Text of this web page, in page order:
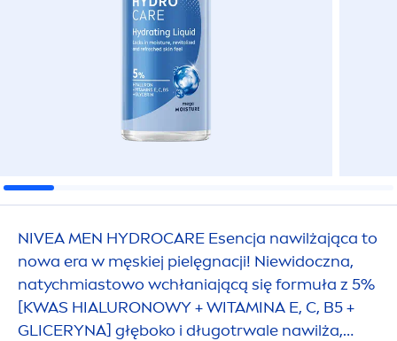
NIVEAMEN HYDROCARE Esencja nawilżająca to
nowa era w męskiej pielęgnacji! Niewidoczna,
natychmiastowo wchłaniającą się formuła z 5%
[KWAS HIALURONOWY + WITAMINA E, C, B5 +
GLICERYNA] głęboko i długotrwale nawilża,